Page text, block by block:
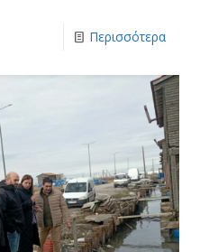
Περισσότερα